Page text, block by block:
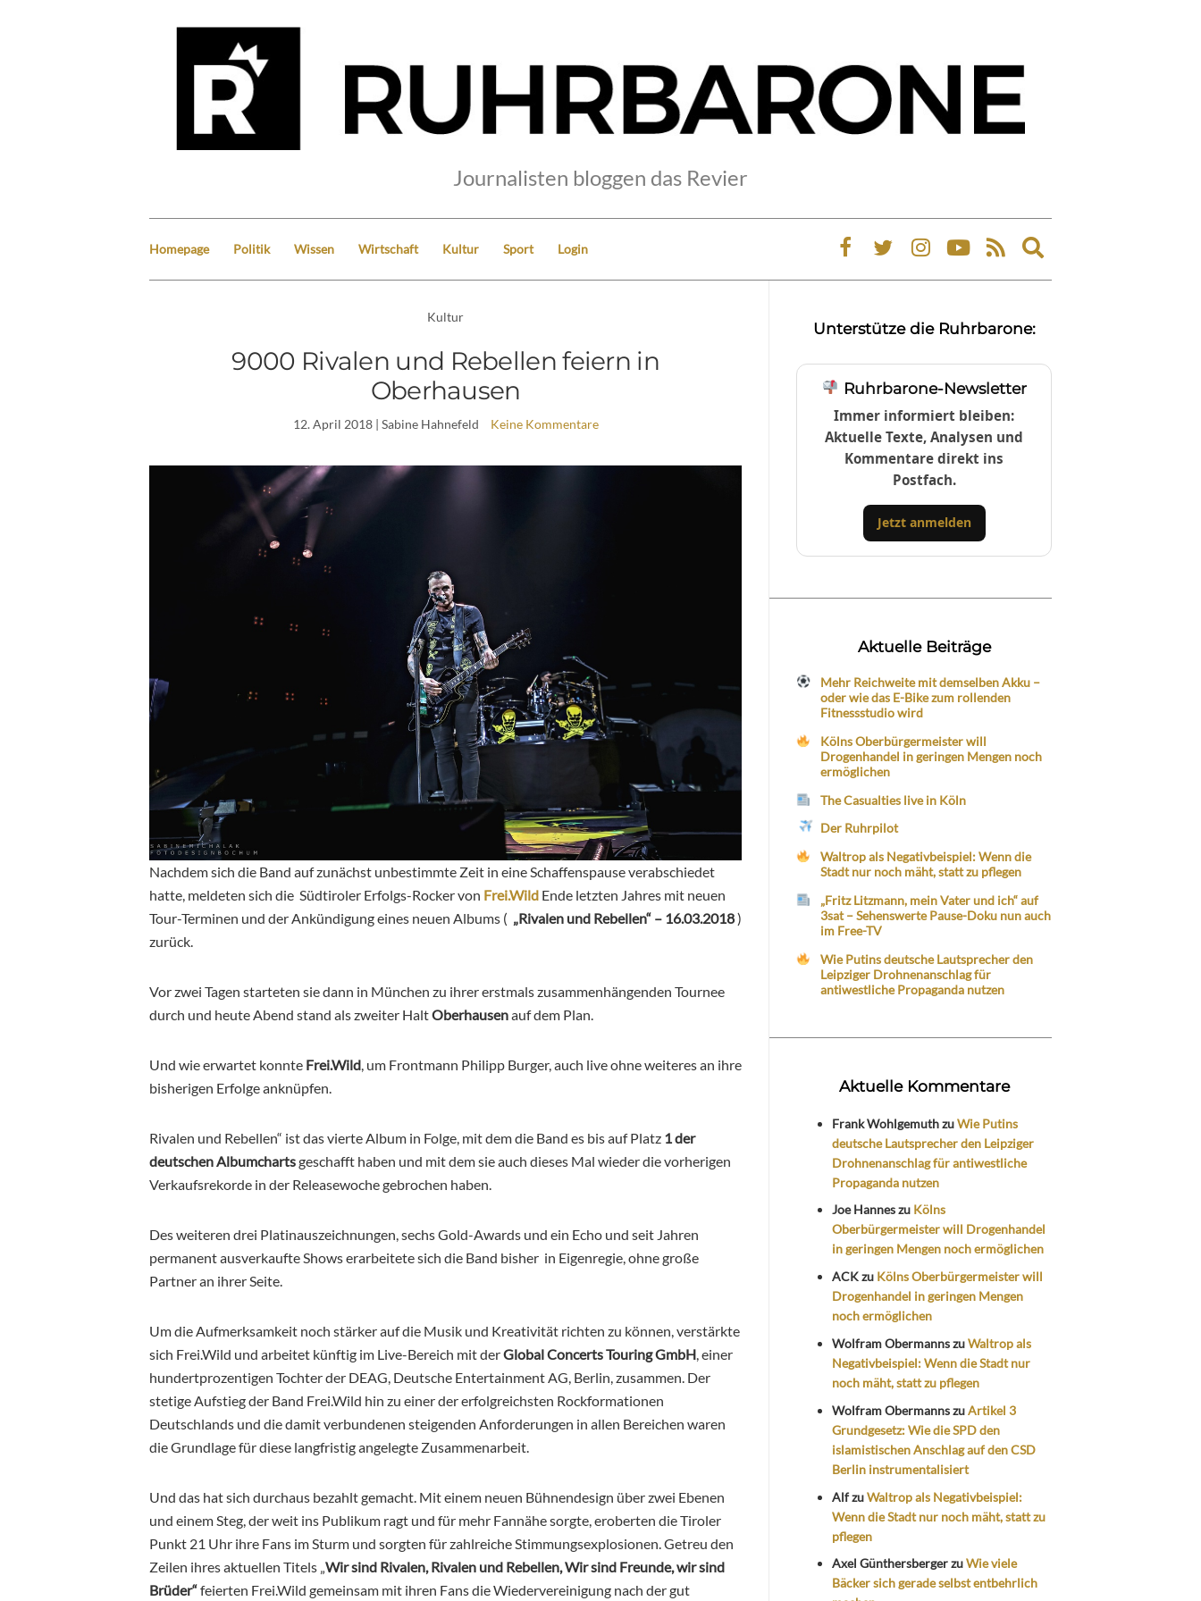
Journalisten bloggen das Revier
Homepage Politik Wissen Wirtschaft Kultur Sport Login
Expand
search
Kultur
9000 Rivalen und Rebellen feiern in
Oberhausen
12. April 2018| Sabine Hahnefeld Keine Kommentare
Nachdem sich die Band auf zunächst unbestimmte Zeit in eine Schaffenspause verabschiedet
hatte, meldeten sich die Südtiroler Erfolgs-Rocker von Frei.Wild Ende letzten Jahres mit neuen
Tour-Terminen und der Ankündigung eines neuen Albums ( „Rivalen und Rebellen“ – 16.03.2018)
zurück.
Vor zwei Tagen starteten sie dann in München zu ihrer erstmals zusammenhängenden Tournee
durch und heute Abend stand als zweiter HaltOberhausenauf dem Plan.
Und wie erwartet konnte Frei.Wild, um Frontmann Philipp Burger, auch live ohne weiteres an ihre
bisherigen Erfolge anknüpfen.
Rivalen und Rebellen“ ist das vierte Album in Folge, mit dem die Band es bis auf Platz 1 der
deutschen Albumchartsgeschafft haben und mit dem sie auch dieses Mal wieder die vorherigen
Verkaufsrekorde in der Releasewoche gebrochen haben.
Des weiteren drei Platinauszeichnungen, sechs Gold-Awards und ein Echo und seit Jahren
permanent ausverkaufte Shows erarbeitete sich die Band bisher in Eigenregie, ohne große
Partner an ihrer Seite.
Um die Aufmerksamkeit noch stärker auf die Musik und Kreativität richten zu können, verstärkte
sich Frei.Wild und arbeitet künftig im Live-Bereich mit derGlobal Concerts Touring GmbH, einer
hundertprozentigen Tochter der DEAG, Deutsche Entertainment AG, Berlin, zusammen. Der
stetige Aufstieg der Band Frei.Wild hin zu einer der erfolgreichsten Rockformationen
Deutschlands und die damit verbundenen steigenden Anforderungen in allen Bereichen waren
die Grundlage für diese langfristig angelegte Zusammenarbeit.
Und das hat sich durchaus bezahlt gemacht. Mit einem neuen Bühnendesign über zwei Ebenen
und einem Steg, der weit ins Publikum ragt und für mehr Fannähe sorgte, eroberten die Tiroler
Punkt 21 Uhr ihre Fans im Sturm und sorgten für zahlreiche Stimmungsexplosionen. Getreu den
Zeilen ihres aktuellen Titels „Wir sind Rivalen, Rivalen und Rebellen, Wir sind Freunde, wir sind
Brüder“feierten Frei.Wild gemeinsam mit ihren Fans die Wiedervereinigung nach der gut
Unterstütze die Ruhrbarone:
Ruhrbarone-Newsletter
Immer informiert bleiben:
Aktuelle Texte, Analysen und
Kommentare direkt ins
Postfach.
Jetzt anmelden
Aktuelle Beiträge
Mehr Reichweite mit demselben Akku –
oder wie das E-Bike zum rollenden
Fitnessstudio wird
Kölns Oberbürgermeister will
Drogenhandel in geringen Mengen noch
ermöglichen
The Casualties live in Köln
Der Ruhrpilot
Waltrop als Negativbeispiel: Wenn die
Stadt nur noch mäht, statt zu pflegen
„Fritz Litzmann, mein Vater und ich“ auf
3sat – Sehenswerte Pause-Doku nun auch
im Free-TV
Wie Putins deutsche Lautsprecher den
Leipziger Drohnenanschlag für
antiwestliche Propaganda nutzen
Aktuelle Kommentare
Frank WohlgemuthzuWie Putins
deutsche Lautsprecher den Leipziger
Drohnenanschlag für antiwestliche
Propaganda nutzen
Joe Hanneszu Kölns
Oberbürgermeister will Drogenhandel
in geringen Mengen noch ermöglichen
ACKzu Kölns Oberbürgermeister will
Drogenhandel in geringen Mengen
noch ermöglichen
Wolfram ObermannszuWaltrop als
Negativbeispiel: Wenn die Stadt nur
noch mäht, statt zu pflegen
Wolfram ObermannszuArtikel 3
Grundgesetz: Wie die SPD den
islamistischen Anschlag auf den CSD
Berlin instrumentalisiert
AlfzuWaltrop als Negativbeispiel:
Wenn die Stadt nur noch mäht, statt zu
pflegen
Axel GünthersbergerzuWie viele
Bäcker sich gerade selbst entbehrlich